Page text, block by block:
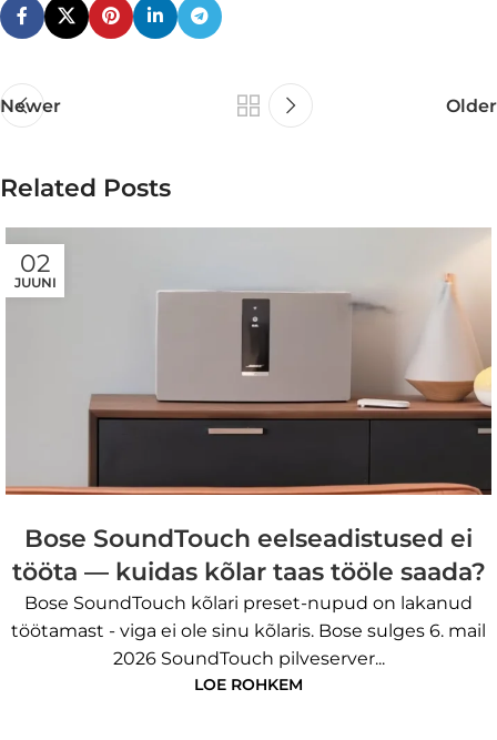
Newer Older
Related Posts
02
JUUNI
Bose SoundTouch eelseadistused ei
tööta — kuidas kõlar taas tööle saada?
Bose SoundTouch kõlari preset-nupud on lakanud
töötamast - viga ei ole sinu kõlaris. Bose sulges 6. mail
2026 SoundTouch pilveserver...
LOE ROHKEM